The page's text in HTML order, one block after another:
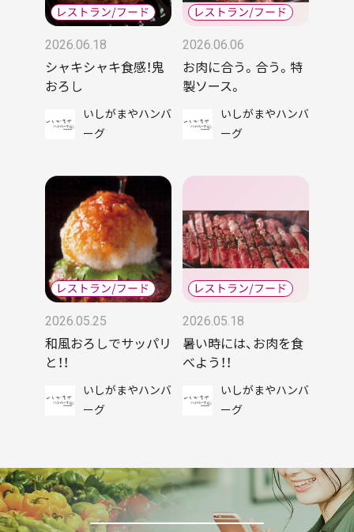
2026.06.18
シャキシャキ食感！鬼
おろし
いしがまやハンバ
ーグ
2026.06.06
お肉に合う。合う。特
製ソース。
いしがまやハンバ
ーグ
2026.05.25
和風おろしでサッパリ
と！！
いしがまやハンバ
ーグ
2026.05.18
暑い時には、お肉を食
べよう！！
いしがまやハンバ
ーグ